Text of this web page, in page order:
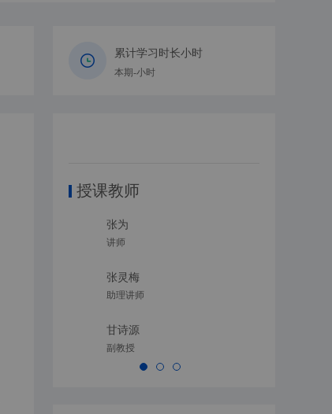
累计学习时长小时
本期-小时
授课教师
张为
讲师
张灵梅
助理讲师
甘诗源
副教授